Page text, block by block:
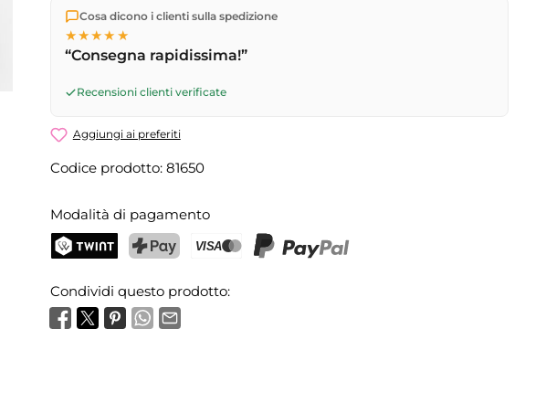
Spediamo direttamente dal nostro magazzino a Kriens, in Svizzera.
Consegna gratuita
a partire da
17 (lun–ven) spediti in giornata – consegna il
successivotramite Posta Svizzera.
Cosa dicono i clienti sulla spedizione
★★★★★
“Consegna rapidissima!”
Recensioni clienti verificate
Aggiungi ai preferiti
Codice prodotto: 81650
Modalità di pagamento
Condividi questo prodotto: